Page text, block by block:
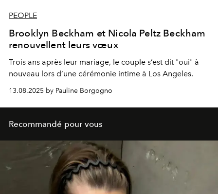
PEOPLE
Brooklyn Beckham et Nicola Peltz Beckham
renouvellent leurs vœux
Trois ans après leur mariage, le couple s’est dit "oui" à
nouveau lors d’une cérémonie intime à Los Angeles.
13.08.2025 by Pauline Borgogno
Recommandé pour vous